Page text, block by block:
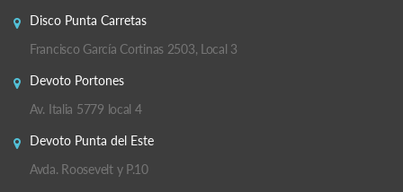
Disco Punta Carretas
Francisco García Cortinas 2503, Local 3
Devoto Portones
Av. Italia 5779 local 4
Devoto Punta del Este
Avda. Roosevelt y P.10